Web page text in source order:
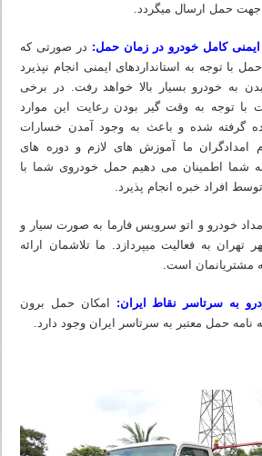
حمل ارسال میگردد.
کامل خودرو در زمان حمل: در صورتی که
با توجه به استانداردهای ایمنی انجام نپذیرد
به خودرو بسیار بالا خواهد رفت. در برخی
توجه به وقت گیر بودن رعایت این موارد
گرفته شده و باعث به وجود آمدن خسارات
ما آموزش‏ های لازم و دوره‏ های
به شما اطمینان می دهیم حمل خودروی شما با
افراد خبره انجام پذیرد.
خودرو و اتو سرویس فارما به صورت سیار و
به فعالیت میپردازد. ما تلاشمان ارائه
مشتریانمان است.
به سرتاسر نقاط ایران: امکان حمل برون
حمل معتبر به سرتاسر ایران وجود دارد.